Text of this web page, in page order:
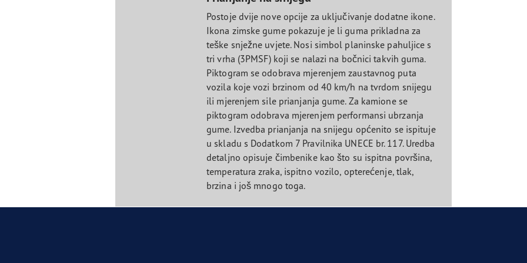
Postoje dvije nove opcije za uključivanje dodatne ikone.
Ikona zimske gume pokazuje je li guma prikladna za
teške snježne uvjete. Nosi simbol planinske pahuljice s
tri vrha (3PMSF) koji se nalazi na bočnici takvih guma.
Piktogram se odobrava mjerenjem zaustavnog puta
vozila koje vozi brzinom od 40 km/h na tvrdom snijegu
ili mjerenjem sile prianjanja gume. Za kamione se
piktogram odobrava mjerenjem performansi ubrzanja
gume. Izvedba prianjanja na snijegu općenito se ispituje
u skladu s Dodatkom 7 Pravilnika UNECE br. 117. Uredba
detaljno opisuje čimbenike kao što su ispitna površina,
temperatura zraka, ispitno vozilo, opterećenje, tlak,
brzina i još mnogo toga.